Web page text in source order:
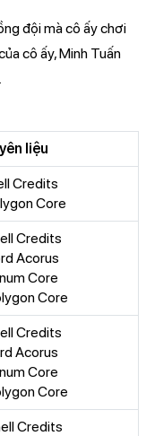
đội mà cô ấy chơi
cô ấy, Minh Tuấn
liệu
Credits
Core
Credits
Acorus
Core
Core
Credits
Acorus
Core
Core
Credits